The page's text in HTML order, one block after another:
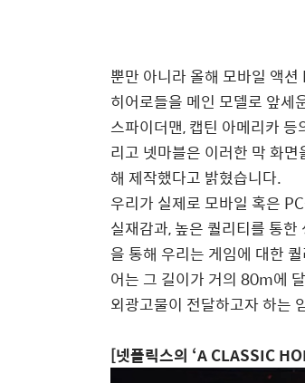
뿐만 아니라 올해 모바일 액션
히어로들을 메인 모델로 앞세
스파이더맨,캡틴 아메리카 등
리고 넷마블은 이러한 막 화
해 제작했다고 밝혔습니다.
우리가 실제로 모바일 혹은 PC
실재감과,높은 퀄리티를 통
을 통해 우리는 게임에 대한
어는 그 길이가 거의 80m에
외광고물이 전달하고자 하는
[넷플릭스의 ‘A CLASSIC